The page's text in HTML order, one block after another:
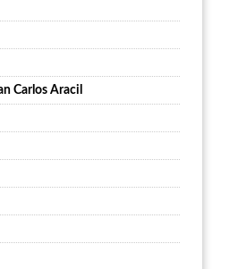
Carlos Aracil